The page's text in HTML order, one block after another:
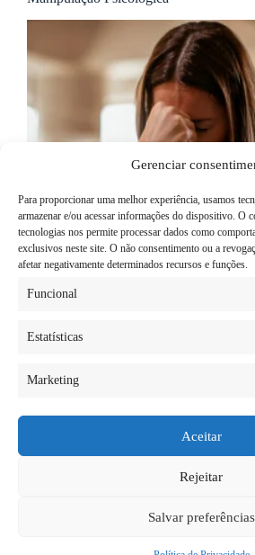
Gerenciar
Para proporcionar uma melhor experiência, usamos
armazenar e/ou acessar informações do dispositivo. O
tecnologias nos permite processar dados como
exclusivos neste site. O não consentimento ou a
afetar negativamente determinados recursos e funções.
Funcional
Estatísticas
Marketing
Aceitar
Rejeitar
Salvar preferências
Pensando nisso, iremos ensinar cinco
estamos agindo sob a influência de um
é quando fazemos algo que nos deixa
10/06/2026